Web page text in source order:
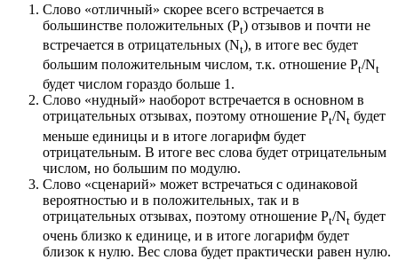
Слово «отличный» скорее всего встречается в
большинстве положительных (Pt) отзывов и почти не
встречается в отрицательных (Nt), в итоге вес будет
большим положительным числом, т.к. отношение Pt/Nt
будет числом гораздо больше 1.
Слово «нудный» наоборот встречается в основном в
отрицательных отзывах, поэтому отношение Pt/Nt будет
меньше единицы и в итоге логарифм будет
отрицательным. В итоге вес слова будет отрицательным
числом, но большим по модулю.
Слово «сценарий» может встречаться с одинаковой
вероятностью и в положительных, так и в
отрицательных отзывах, поэтому отношение Pt/Nt будет
очень близко к единице, и в итоге логарифм будет
близок к нулю. Вес слова будет практически равен нулю.